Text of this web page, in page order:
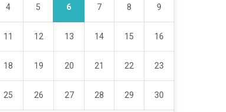
4 5 6 7 8 9
11 12 13 14 15 16
18 19 20 21 22 23
25 26 27 28 29 30